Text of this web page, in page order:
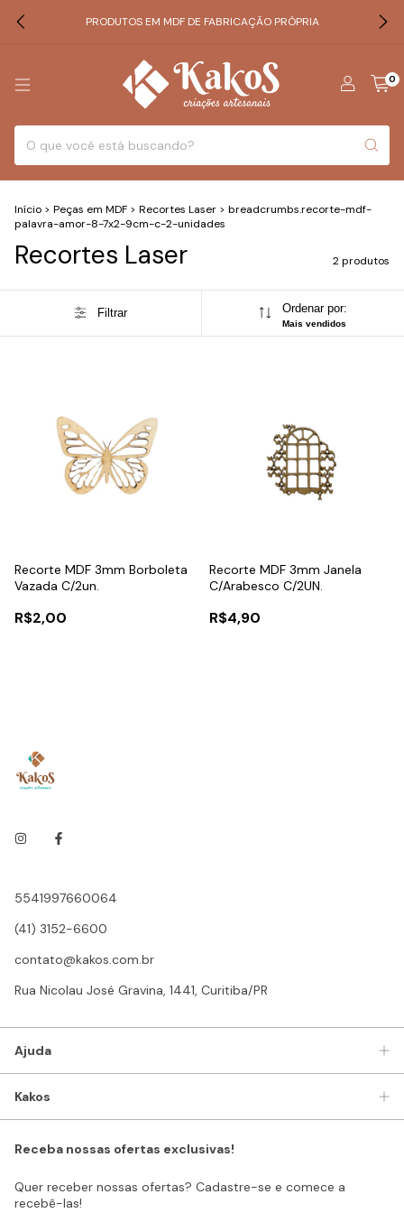
PRODUTOS EM MDF DE FABRICAÇÃO PRÓPRIA
0
Início > Peças em MDF > Recortes Laser > breadcrumbs.recorte-mdf-
palavra-amor-8-7x2-9cm-c-2-unidades
Recortes Laser 2 produtos
Filtrar Ordenar por:
Mais vendidos
Recorte MDF 3mm Borboleta
Vazada C/2un.
R$2,00
Recorte MDF 3mm Janela
C/Arabesco C/2UN.
R$4,90
5541997660064
(41) 3152-6600
contato@kakos.com.br
Rua Nicolau José Gravina, 1441, Curitiba/PR
Ajuda
Kakos
Receba nossas ofertas exclusivas!
Quer receber nossas ofertas? Cadastre-se e comece a
recebê-las!